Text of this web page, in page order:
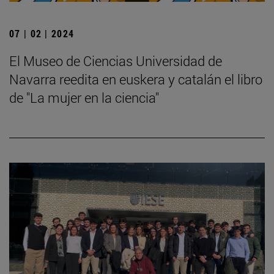
07 | 02 | 2024
El Museo de Ciencias Universidad de
Navarra reedita en euskera y catalán el libro
de "La mujer en la ciencia"